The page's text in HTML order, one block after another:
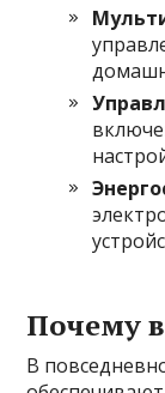
Почему
В